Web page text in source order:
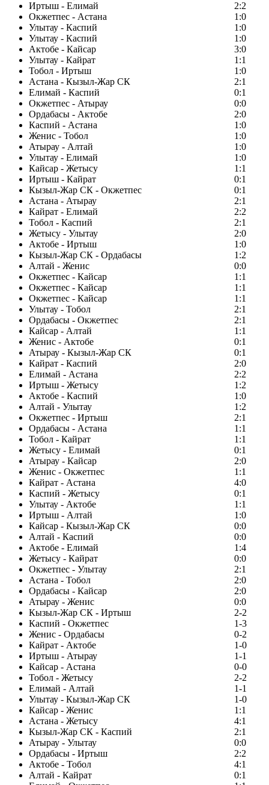
Иртыш - Елимай
2:2
Окжетпес - Астана
1:0
Улытау - Каспий
1:0
Улытау - Каспий
1:0
Актобе - Кайсар
3:0
Улытау - Кайрат
1:1
Тобол - Иртыш
1:0
Астана - Кызыл-Жар СК
2:1
Елимай - Каспий
0:1
Окжетпес - Атырау
0:0
Ордабасы - Актобе
2:0
Каспий - Астана
1:0
Женис - Тобол
1:0
Атырау - Алтай
1:0
Улытау - Елимай
1:0
Кайсар - Жетысу
1:1
Иртыш - Кайрат
0:1
Кызыл-Жар СК - Окжетпес
0:1
Астана - Атырау
2:1
Кайрат - Елимай
2:2
Тобол - Каспий
2:1
Жетысу - Улытау
2:0
Актобе - Иртыш
1:0
Кызыл-Жар СК - Ордабасы
1:2
Алтай - Женис
0:0
Окжетпес - Кайсар
1:1
Окжетпес - Кайсар
1:1
Окжетпес - Кайсар
1:1
Улытау - Тобол
2:1
Ордабасы - Окжетпес
2:1
Кайсар - Алтай
1:1
Женис - Актобе
0:1
Атырау - Кызыл-Жар СК
0:1
Кайрат - Каспий
2:0
Елимай - Астана
2:2
Иртыш - Жетысу
1:2
Актобе - Каспий
1:0
Алтай - Улытау
1:2
Окжетпес - Иртыш
2:1
Ордабасы - Астана
1:1
Тобол - Кайрат
1:1
Жетысу - Елимай
0:1
Атырау - Кайсар
2:0
Женис - Окжетпес
1:1
Кайрат - Астана
4:0
Каспий - Жетысу
0:1
Улытау - Актобе
1:1
Иртыш - Алтай
1:0
Кайсар - Кызыл-Жар СК
0:0
Алтай - Каспий
0:0
Актобе - Елимай
1:4
Жетысу - Кайрат
0:0
Окжетпес - Улытау
2:1
Астана - Тобол
2:0
Ордабасы - Кайсар
2:0
Атырау - Женис
0:0
Кызыл-Жар СК - Иртыш
2-2
Каспий - Окжетпес
1-3
Женис - Ордабасы
0-2
Кайрат - Актобе
1-0
Иртыш - Атырау
1-1
Кайсар - Астана
0-0
Тобол - Жетысу
2-2
Елимай - Алтай
1-1
Улытау - Кызыл-Жар СК
1-0
Кайсар - Женис
1:1
Астана - Жетысу
4:1
Кызыл-Жар СК - Каспий
2:1
Атырау - Улытау
0:0
Ордабасы - Иртыш
2:2
Актобе - Тобол
4:1
Алтай - Кайрат
0:1